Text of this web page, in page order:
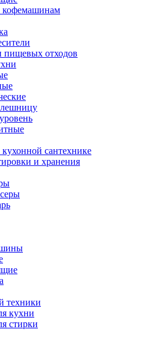
кофемашинам
пищевых отходов
сантехнике
и хранения
техники
кухни
стирки